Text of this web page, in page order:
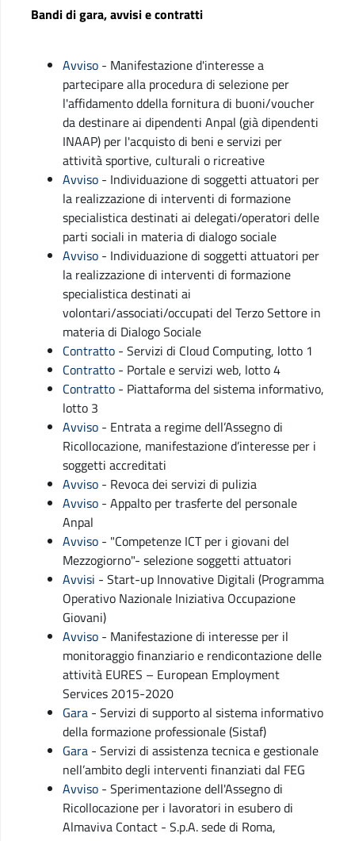
Bandi di gara, avvisi e contratti
Avviso - Manifestazione d'interesse a
partecipare alla procedura di selezione per
l'affidamento ddella fornitura di buoni/voucher
da destinare ai dipendenti Anpal (già dipendenti
INAAP) per l'acquisto di beni e servizi per
attività sportive, culturali o ricreative
Avviso - Individuazione di soggetti attuatori per
la realizzazione di interventi di formazione
specialistica destinati ai delegati/operatori delle
parti sociali in materia di dialogo sociale
Avviso - Individuazione di soggetti attuatori per
la realizzazione di interventi di formazione
specialistica destinati ai
volontari/associati/occupati del Terzo Settore in
materia di Dialogo Sociale
Contratto - Servizi di Cloud Computing, lotto 1
Contratto - Portale e servizi web, lotto 4
Contratto - Piattaforma del sistema informativo,
lotto 3
Avviso - Entrata a regime dell’Assegno di
Ricollocazione, manifestazione d’interesse per i
soggetti accreditati
Avviso - Revoca dei servizi di pulizia
Avviso - Appalto per trasferte del personale
Anpal
Avviso - "Competenze ICT per i giovani del
Mezzogiorno"- selezione soggetti attuatori
Avvisi - Start-up Innovative Digitali (Programma
Operativo Nazionale Iniziativa Occupazione
Giovani)
Avviso - Manifestazione di interesse per il
monitoraggio finanziario e rendicontazione delle
attività EURES – European Employment
Services 2015-2020
Gara - Servizi di supporto al sistema informativo
della formazione professionale (Sistaf)
Gara - Servizi di assistenza tecnica e gestionale
nell’ambito degli interventi finanziati dal FEG
Avviso - Sperimentazione dell'Assegno di
Ricollocazione per i lavoratori in esubero di
Almaviva Contact - S.p.A. sede di Roma,